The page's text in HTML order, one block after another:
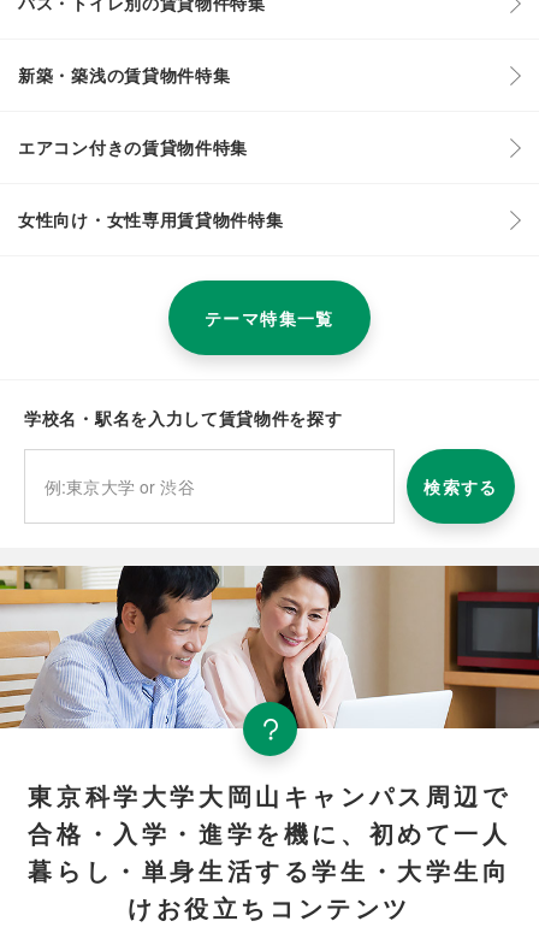
新築・築浅の賃貸物件特集
エアコン付きの賃貸物件特集
女性向け・女性専用賃貸物件特集
テーマ特集一覧
学校名・駅名を入力して賃貸物件を探す
検索する
東京科学大学大岡山キャンパス周辺で
合格・入学・進学を機に、初めて一人
暮らし・単身生活する学生・大学生向
けお役立ちコンテンツ